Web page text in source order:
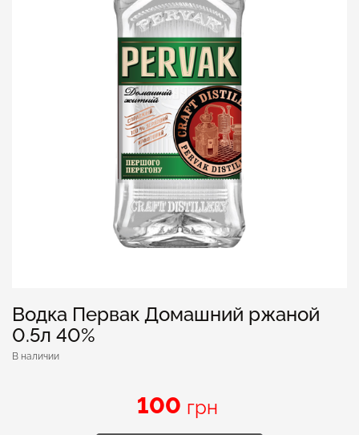
Водка Первак Домашний ржаной
0.5л 40%
В наличии
100 грн